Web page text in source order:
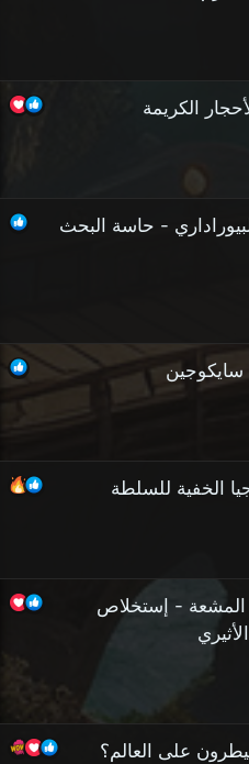
الكريمة
- حاسة البحث
الخفية للسلطة
المشعة - إستخلاص
على العالم؟